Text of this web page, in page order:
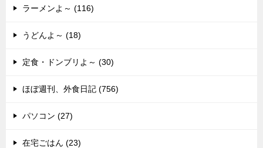
ラーメンよ～ (116)
うどんよ～ (18)
定食・ドンブリよ～ (30)
ほぼ週刊、外食日記 (756)
パソコン (27)
在宅ごはん (23)